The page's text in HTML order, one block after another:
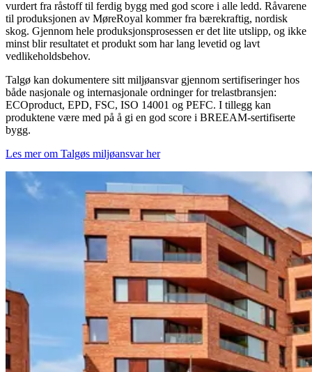
vurdert fra råstoff til ferdig bygg med god score i alle ledd. Råvarene
til produksjonen av MøreRoyal kommer fra bærekraftig, nordisk
skog. Gjennom hele produksjonsprosessen er det lite utslipp, og ikke
minst blir resultatet et produkt som har lang levetid og lavt
vedlikeholdsbehov.
Talgø kan dokumentere sitt miljøansvar gjennom sertifiseringer hos
både nasjonale og internasjonale ordninger for trelastbransjen:
ECOproduct, EPD, FSC, ISO 14001 og PEFC. I tillegg kan
produktene være med på å gi en god score i BREEAM-sertifiserte
bygg.
Les mer om Talgøs miljøansvar her